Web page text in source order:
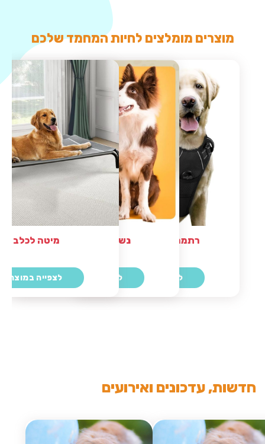
מוצרים מומלצים לחיות המחמד שלכם
רתמה מומלצת לכלב
לצפייה במוצר
נשכנים דנטליים
לצפייה במוצר
מיטה לכלב
לצפייה במוצר
חדשות, עדכונים ואירועים